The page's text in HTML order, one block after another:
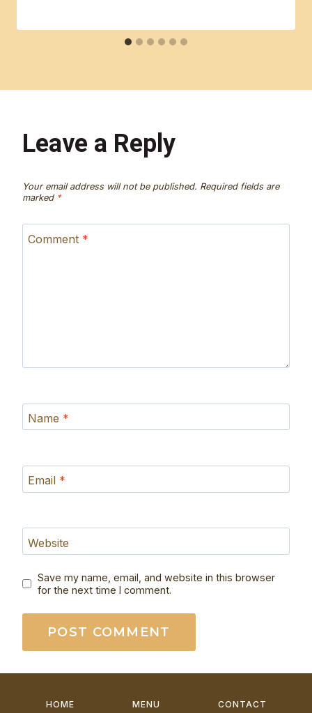
Leave a Reply
Your email address will not be published. Required fields are
marked *
Comment *
Name *
Email *
Website
Save my name, email, and website in this browser
for the next time I comment.
HOME MENU CONTACT